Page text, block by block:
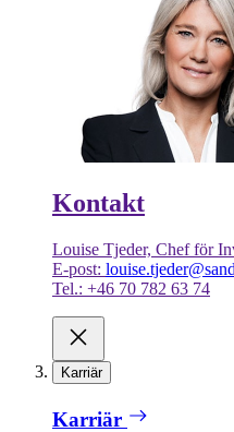
Kontakt
Louise Tjeder, Chef för
E-post:
Tel.: +46 70 782 63 74
Karriär
Karriär